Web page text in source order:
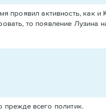
проявил активность, как
то появление Лузина
прежде всего политик.